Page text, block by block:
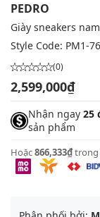
PEDRO
Giày sneakers
Style Code: PM1-
(0)
2,599,000₫
Nhận ngay 25
sản phẩm
Hoặc866,333₫trong